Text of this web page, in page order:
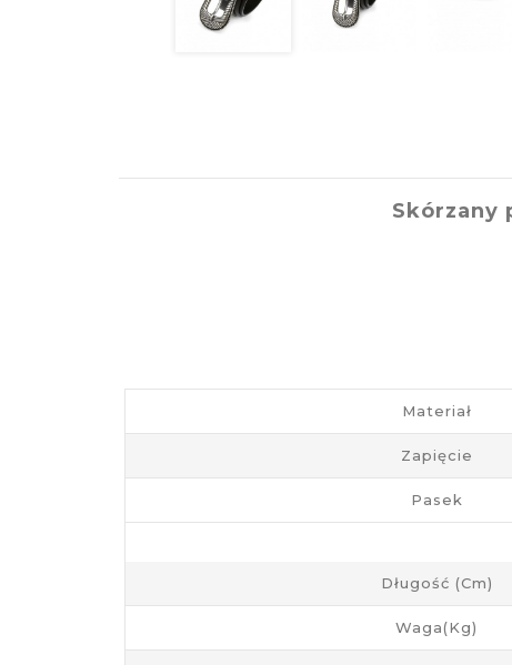
Skórzany
Materiał
Zapięcie
Pasek
Długość (cm)
Waga(kg)